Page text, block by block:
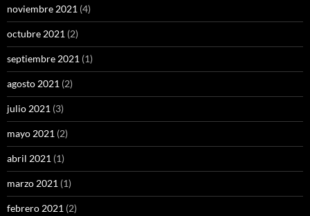
noviembre 2021 (4)
octubre 2021 (2)
septiembre 2021 (1)
agosto 2021 (2)
julio 2021 (3)
mayo 2021 (2)
abril 2021 (1)
marzo 2021 (1)
febrero 2021 (2)